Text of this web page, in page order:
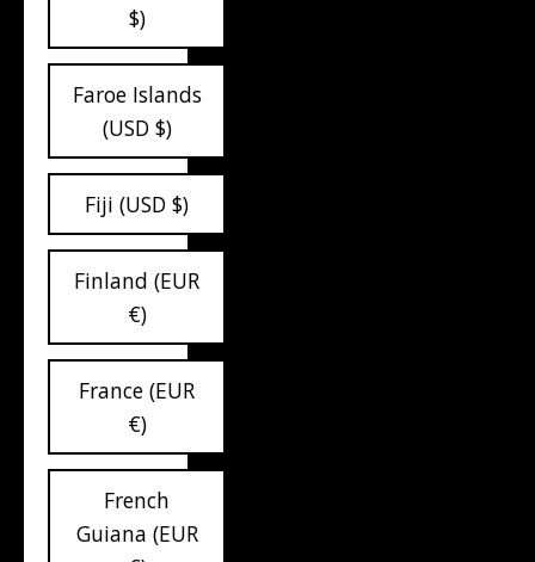
$)
Faroe Islands
(USD $)
Fiji (USD $)
Finland (EUR
€)
France (EUR
€)
French
Guiana (EUR